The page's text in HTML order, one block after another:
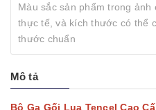
Màu sắc sản phẩm trong
thực tế, và kích thước có thể
thước chuẩn
Mô tả
Bộ Ga Gối Lụa Tencel Cao